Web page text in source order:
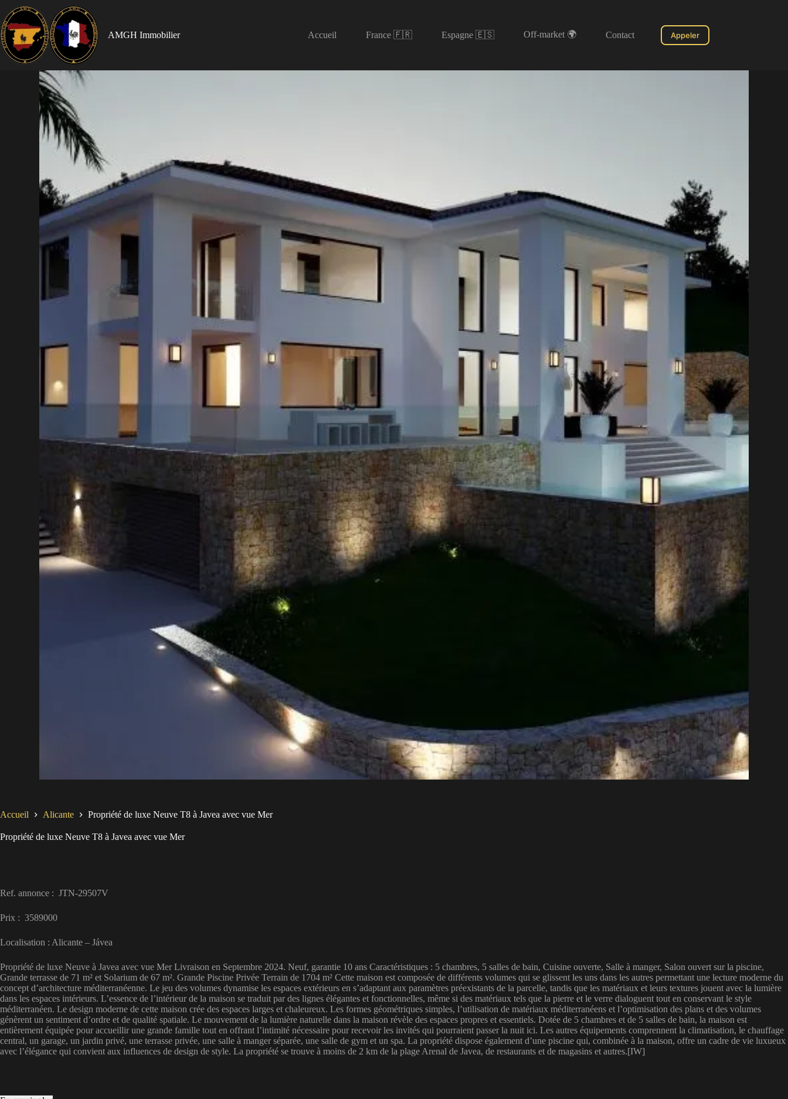
AMGH Immobilier Accueil France 🇫🇷 Espagne 🇪🇸 Off-market 🌍 Contact Appeler
Accueil Alicante Propriété de luxe Neuve T8 à Javea avec vue Mer
Propriété de luxe Neuve T8 à Javea avec vue Mer
Ref. annonce : JTN-29507V
Prix : 3589000
Localisation : Alicante – Jávea
Propriété de luxe Neuve à Javea avec vue Mer Livraison en Septembre 2024. Neuf, garantie 10 ans Caractéristiques : 5 chambres, 5 salles de bain, Cuisine ouverte, Salle à manger, Salon ouvert sur la piscine,
Grande terrasse de 71 m² et Solarium de 67 m². Grande Piscine Privée Terrain de 1704 m² Cette maison est composée de différents volumes qui se glissent les uns dans les autres permettant une lecture moderne du
concept d’architecture méditerranéenne. Le jeu des volumes dynamise les espaces extérieurs en s’adaptant aux paramètres préexistants de la parcelle, tandis que les matériaux et leurs textures jouent avec la lumière
dans les espaces intérieurs. L’essence de l’intérieur de la maison se traduit par des lignes élégantes et fonctionnelles, même si des matériaux tels que la pierre et le verre dialoguent tout en conservant le style
méditerranéen. Le design moderne de cette maison crée des espaces larges et chaleureux. Les formes géométriques simples, l’utilisation de matériaux méditerranéens et l’optimisation des plans et des volumes
génèrent un sentiment d’ordre et de qualité spatiale. Le mouvement de la lumière naturelle dans la maison révèle des espaces propres et essentiels. Dotée de 5 chambres et de 5 salles de bain, la maison est
entièrement équipée pour accueillir une grande famille tout en offrant l’intimité nécessaire pour recevoir les invités qui pourraient passer la nuit ici. Les autres équipements comprennent la climatisation, le chauffage
central, un garage, un jardin privé, une terrasse privée, une salle à manger séparée, une salle de gym et un spa. La propriété dispose également d’une piscine qui, combinée à la maison, offre un cadre de vie luxueux
avec l’élégance qui convient aux influences de design de style. La propriété se trouve à moins de 2 km de la plage Arenal de Javea, de restaurants et de magasins et autres.[IW]